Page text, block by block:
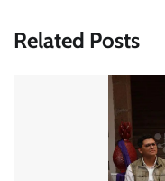
Related Posts